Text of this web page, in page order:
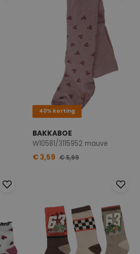
40% korting
BAKKABOE
W10581/3115952 mauve
€ 3,59 € 5,99